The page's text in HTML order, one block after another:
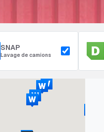
SNAP
Lavage de camions